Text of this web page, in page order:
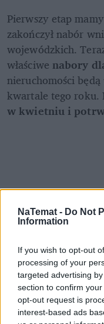
NaTemat - Do Not
Information
If you wish to opt-out
processing of your
targeted advertising
section to confirm
opt-out request is
interest-based ads
Pierwszy etap
zakończył nabór
wojewódzkich.
właściwe nabory
nieruchomości
w kwietniu i